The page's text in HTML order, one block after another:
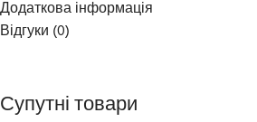
Додаткова інформація
Відгуки (0)
Супутні товари